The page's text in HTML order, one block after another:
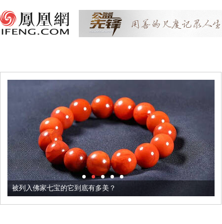
被列入佛家七宝的它到底有多美？